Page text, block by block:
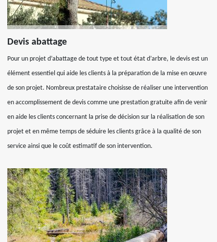
Devis abattage
Pour un projet d’abattage de tout type et tout état d’arbre, le devis est un
élément essentiel qui aide les clients à la préparation de la mise en œuvre
de son projet. Nombreux prestataire choisisse de réaliser une intervention
en accomplissement de devis comme une prestation gratuite afin de venir
en aide les clients concernant la prise de décision sur la réalisation de son
projet et en même temps de séduire les clients grâce à la qualité de son
service ainsi que le coût estimatif de son intervention.